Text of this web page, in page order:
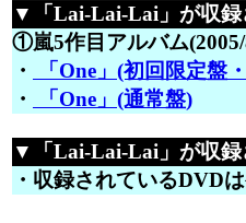
▼「Lai-Lai-Lai」が収録
①嵐5作目アルバム
・
「One」(初回限定盤
・
「One」(通常盤)
▼「Lai-Lai-Lai」が収
・収録されているDVD